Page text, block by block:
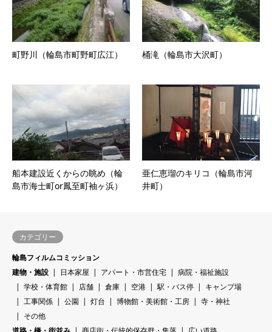
町野川（輪島市町野町広江） 桶滝（輪島市大沢町）
船本建設近くからの眺め（輪
島市海士町or鳳至町袖ヶ浜）
亜仁恵瑠のキリコ（輪島市河
井町）
カテゴリー
輪島フィルムコミッション
建物・施設
日本家屋 アパート・市営住宅
病院・福祉施設
学校・体育館
店舗 倉庫 空港 駅・バス停
キャンプ場
工事関係
公園 灯台 博物館・美術館・工房
寺・神社
その他